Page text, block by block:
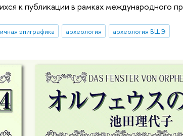
к публикации в рамках международного
эпиграфика археология археология ВШЭ